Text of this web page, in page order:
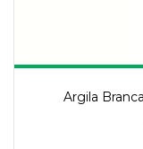
Argila